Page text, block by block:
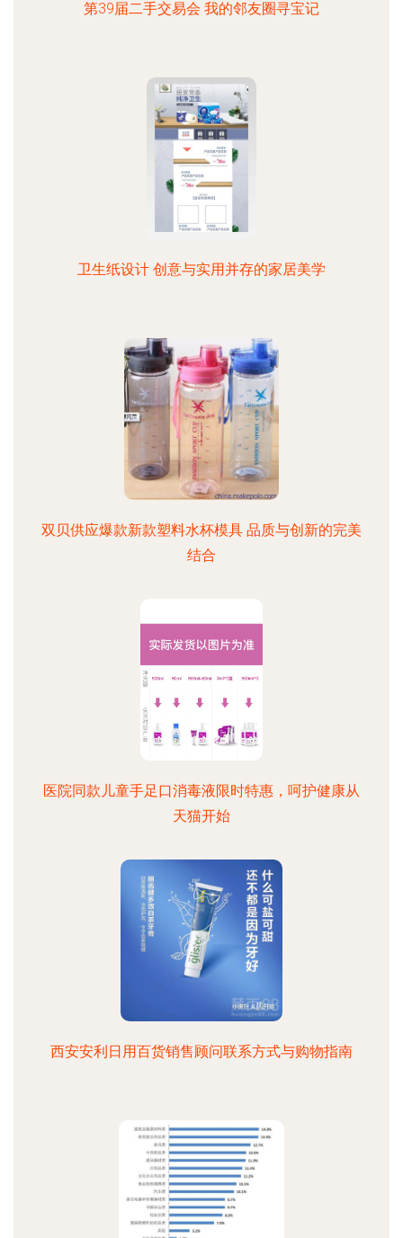
第39届二手交易会 我的邻友圈寻宝记
卫生纸设计 创意与实用并存的家居美学
双贝供应爆款新款塑料水杯模具 品质与创新的完美
结合
医院同款儿童手足口消毒液限时特惠，呵护健康从
天猫开始
西安安利日用百货销售顾问联系方式与购物指南